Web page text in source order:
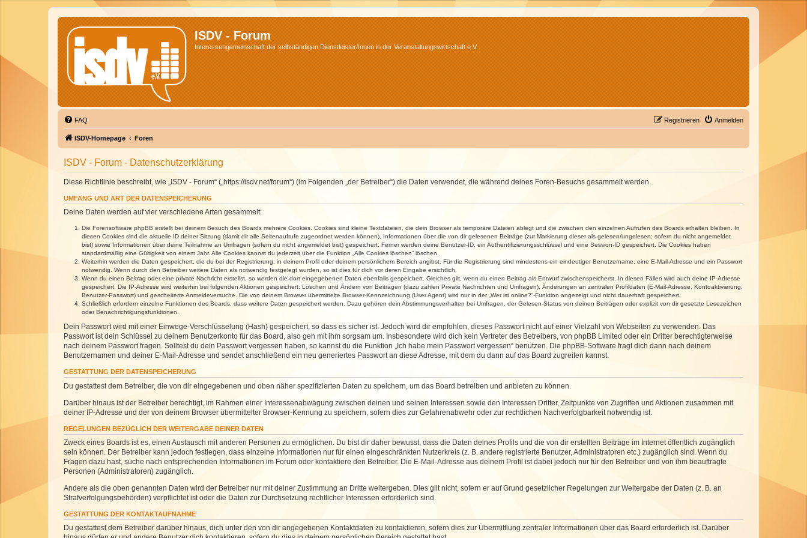
ISDV - Forum
Interessengemeinschaft der selbständigen Dienstleister/Innen in der Veranstaltungswirtschaft e.V.
FAQ Anmelden
Registrieren
ISDV-Homepage Foren
ISDV - Forum - Datenschutzerklärung
Diese Richtlinie beschreibt, wie „ISDV - Forum“ („https://isdv.net/forum“) (im Folgenden „der Betreiber“) die Daten verwendet, die während deines Foren-Besuchs gesammelt werden.
UMFANG UND ART DER DATENSPEICHERUNG
Deine Daten werden auf vier verschiedene Arten gesammelt:
Die Forensoftware phpBB erstellt bei deinem Besuch des Boards mehrere Cookies. Cookies sind kleine Textdateien, die dein Browser als temporäre Dateien ablegt und die zwischen den einzelnen Aufrufen des Boards erhalten bleiben. In
diesen Cookies sind die aktuelle ID deiner Sitzung (damit dir alle Seitenaufrufe zugeordnet werden können), Informationen über die von dir gelesenen Beiträge (zur Markierung dieser als gelesen/ungelesen; sofern du nicht angemeldet
bist) sowie Informationen über deine Teilnahme an Umfragen (sofern du nicht angemeldet bist) gespeichert. Ferner werden deine Benutzer-ID, ein Authentifizierungsschlüssel und eine Session-ID gespeichert. Die Cookies haben
standardmäßig eine Gültigkeit von einem Jahr. Alle Cookies kannst du jederzeit über die Funktion „Alle Cookies löschen“ löschen.
Weiterhin werden die Daten gespeichert, die du bei der Registrierung, in deinem Profil oder deinem persönlichem Bereich angibst. Für die Registrierung sind mindestens ein eindeutiger Benutzername, eine E-Mail-Adresse und ein Passwort
notwendig. Wenn durch den Betreiber weitere Daten als notwendig festgelegt wurden, so ist dies für dich vor deren Eingabe ersichtlich.
Wenn du einen Beitrag oder eine private Nachricht erstellst, so werden die dort eingegebenen Daten ebenfalls gespeichert. Gleiches gilt, wenn du einen Beitrag als Entwurf zwischenspeicherst. In diesen Fällen wird auch deine IP-Adresse
gespeichert. Die IP-Adresse wird weiterhin bei folgenden Aktionen gespeichert: Löschen und Ändern von Beiträgen (dazu zählen Private Nachrichten und Umfragen), Änderungen an zentralen Profildaten (E-Mail-Adresse, Kontoaktivierung,
Benutzer-Passwort) und gescheiterte Anmeldeversuche. Die von deinem Browser übermittelte Browser-Kennzeichnung (User Agent) wird nur in der „Wer ist online?“-Funktion angezeigt und nicht dauerhaft gespeichert.
Schließlich erfordern einzelne Funktionen des Boards, dass weitere Daten gespeichert werden. Dazu gehören dein Abstimmungsverhalten bei Umfragen, der Gelesen-Status von deinen Beiträgen oder explizit von dir gesetzte Lesezeichen
oder Benachrichtigungsfunktionen.
Dein Passwort wird mit einer Einwege-Verschlüsselung (Hash) gespeichert, so dass es sicher ist. Jedoch wird dir empfohlen, dieses Passwort nicht auf einer Vielzahl von Webseiten zu verwenden. Das
Passwort ist dein Schlüssel zu deinem Benutzerkonto für das Board, also geh mit ihm sorgsam um. Insbesondere wird dich kein Vertreter des Betreibers, von phpBB Limited oder ein Dritter berechtigterweise
nach deinem Passwort fragen. Solltest du dein Passwort vergessen haben, so kannst du die Funktion „Ich habe mein Passwort vergessen“ benutzen. Die phpBB-Software fragt dich dann nach deinem
Benutzernamen und deiner E-Mail-Adresse und sendet anschließend ein neu generiertes Passwort an diese Adresse, mit dem du dann auf das Board zugreifen kannst.
GESTATTUNG DER DATENSPEICHERUNG
Du gestattest dem Betreiber, die von dir eingegebenen und oben näher spezifizierten Daten zu speichern, um das Board betreiben und anbieten zu können.
Darüber hinaus ist der Betreiber berechtigt, im Rahmen einer Interessenabwägung zwischen deinen und seinen Interessen sowie den Interessen Dritter, Zeitpunkte von Zugriffen und Aktionen zusammen mit
deiner IP-Adresse und der von deinem Browser übermittelter Browser-Kennung zu speichern, sofern dies zur Gefahrenabwehr oder zur rechtlichen Nachverfolgbarkeit notwendig ist.
REGELUNGEN BEZÜGLICH DER WEITERGABE DEINER DATEN
Zweck eines Boards ist es, einen Austausch mit anderen Personen zu ermöglichen. Du bist dir daher bewusst, dass die Daten deines Profils und die von dir erstellten Beiträge im Internet öffentlich zugänglich
sein können. Der Betreiber kann jedoch festlegen, dass einzelne Informationen nur für einen eingeschränkten Nutzerkreis (z. B. andere registrierte Benutzer, Administratoren etc.) zugänglich sind. Wenn du
Fragen dazu hast, suche nach entsprechenden Informationen im Forum oder kontaktiere den Betreiber. Die E-Mail-Adresse aus deinem Profil ist dabei jedoch nur für den Betreiber und von ihm beauftragte
Personen (Administratoren) zugänglich.
Andere als die oben genannten Daten wird der Betreiber nur mit deiner Zustimmung an Dritte weitergeben. Dies gilt nicht, sofern er auf Grund gesetzlicher Regelungen zur Weitergabe der Daten (z. B. an
Strafverfolgungsbehörden) verpflichtet ist oder die Daten zur Durchsetzung rechtlicher Interessen erforderlich sind.
GESTATTUNG DER KONTAKTAUFNAHME
Du gestattest dem Betreiber darüber hinaus, dich unter den von dir angegebenen Kontaktdaten zu kontaktieren, sofern dies zur Übermittlung zentraler Informationen über das Board erforderlich ist. Darüber